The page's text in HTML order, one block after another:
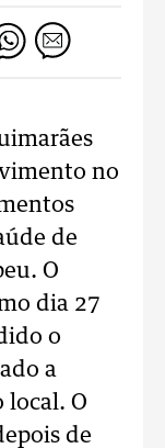
no
de
O
dia 27
o
a
local. O
de